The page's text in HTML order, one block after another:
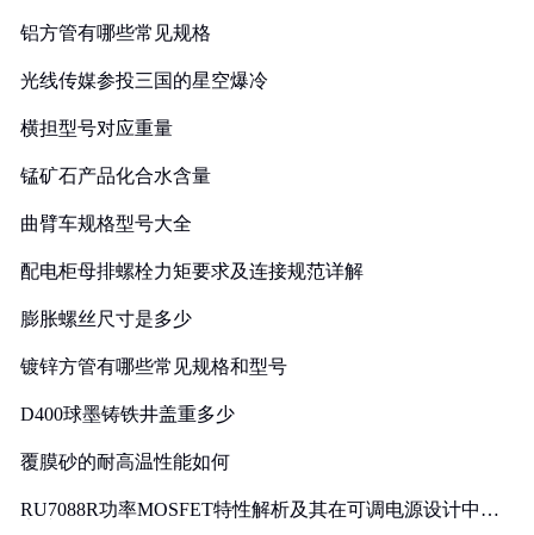
铝方管有哪些常见规格
光线传媒参投三国的星空爆冷
横担型号对应重量
锰矿石产品化合水含量
曲臂车规格型号大全
配电柜母排螺栓力矩要求及连接规范详解
膨胀螺丝尺寸是多少
镀锌方管有哪些常见规格和型号
D400球墨铸铁井盖重多少
覆膜砂的耐高温性能如何
RU7088R功率MOSFET特性解析及其在可调电源设计中的